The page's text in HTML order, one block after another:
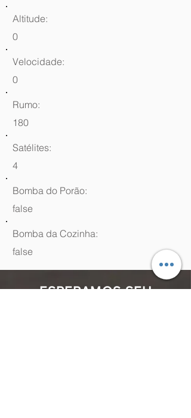
Altitude:
0
Velocidade:
0
Rumo:
180
Satélites:
4
Bomba do Porão:
false
Bomba da Cozinha:
false
ESPERAMOS SEU